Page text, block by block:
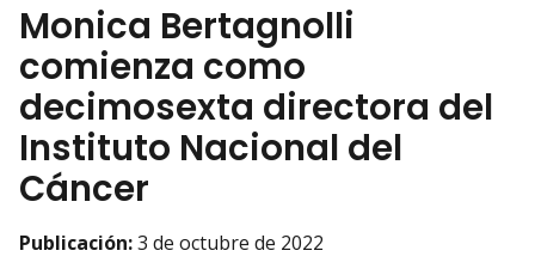
Monica Bertagnolli
comienza como
decimosexta directora del
Instituto Nacional del
Cáncer
Publicación:3 de octubre de 2022